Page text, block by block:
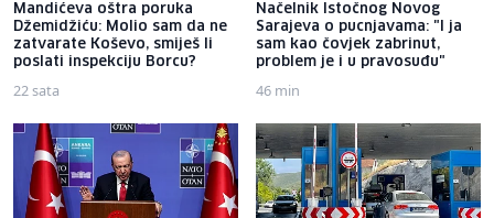
Mandićeva oštra poruka
Džemidžiću: Molio sam da ne
zatvarate Koševo, smiješ li
poslati inspekciju Borcu?
22 sata
Načelnik Istočnog Novog
Sarajeva o pucnjavama: "I ja
sam kao čovjek zabrinut,
problem je i u pravosuđu"
46 min